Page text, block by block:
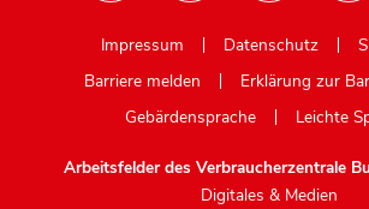
Impressum
Datenschutz
Barriere melden
Erklärung zur
Gebärdensprache
Leichte
Arbeitsfelder des Verbraucherzentrale
Digitales & Medien